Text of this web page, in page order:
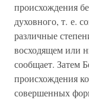
происхождения
духовного, т. е.
различные
восходящем или
сообщает. Затем
происхождения
совершенных